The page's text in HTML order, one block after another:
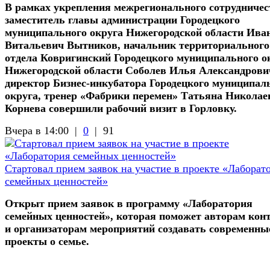
В рамках укрепления межрегионального
заместитель главы администрации Городецкого
муниципального округа Нижегородской области
Витальевич Вытников, начальник территориального
отдела Ковригинский Городецкого муниципального
Нижегородской области Соболев Илья
директор Бизнес-инкубатора Городецкого
округа, тренер «Фабрики перемен» Татьяна
Корнева совершили рабочий визит в Горловку.
Вчера в 14:00 | 0 | 91
Стартовал прием заявок на участие в проекте
семейных ценностей»
Открыт прием заявок в программу «Лаборатория
семейных ценностей», которая поможет авторам
и организаторам мероприятий создавать
проекты о семье.